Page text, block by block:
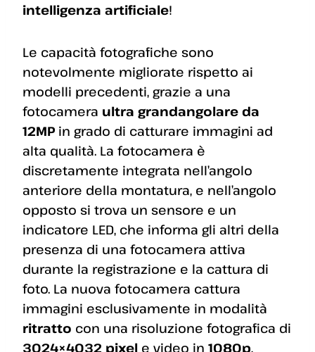
intelligenza artificiale!
Le capacità fotografiche sono
notevolmente migliorate rispetto ai
modelli precedenti, grazie a una
fotocamera ultra grandangolare da
12MP in grado di catturare immagini ad
alta qualità. La fotocamera è
discretamente integrata nell’angolo
anteriore della montatura, e nell’angolo
opposto si trova un sensore e un
indicatore LED, che informa gli altri della
presenza di una fotocamera attiva
durante la registrazione e la cattura di
foto. La nuova fotocamera cattura
immagini esclusivamente in modalità
ritratto con una risoluzione fotografica di
3024×4032 pixel e video in 1080p,